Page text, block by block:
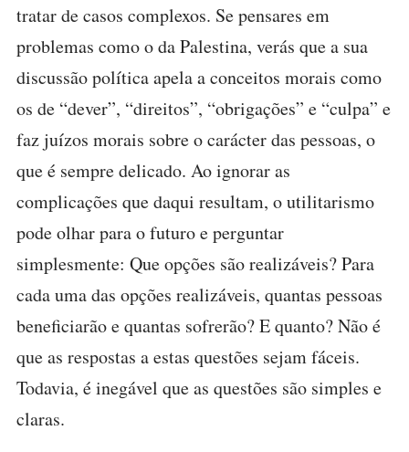
tratar de casos complexos. Se pensares em
problemas como o da Palestina, verás que a sua
discussão política apela a conceitos morais como
os de “dever”, “direitos”, “obrigações” e “culpa” e
faz juízos morais sobre o carácter das pessoas, o
que é sempre delicado. Ao ignorar as
complicações que daqui resultam, o utilitarismo
pode olhar para o futuro e perguntar
simplesmente: Que opções são realizáveis? Para
cada uma das opções realizáveis, quantas pessoas
beneficiarão e quantas sofrerão? E quanto? Não é
que as respostas a estas questões sejam fáceis.
Todavia, é inegável que as questões são simples e
claras.